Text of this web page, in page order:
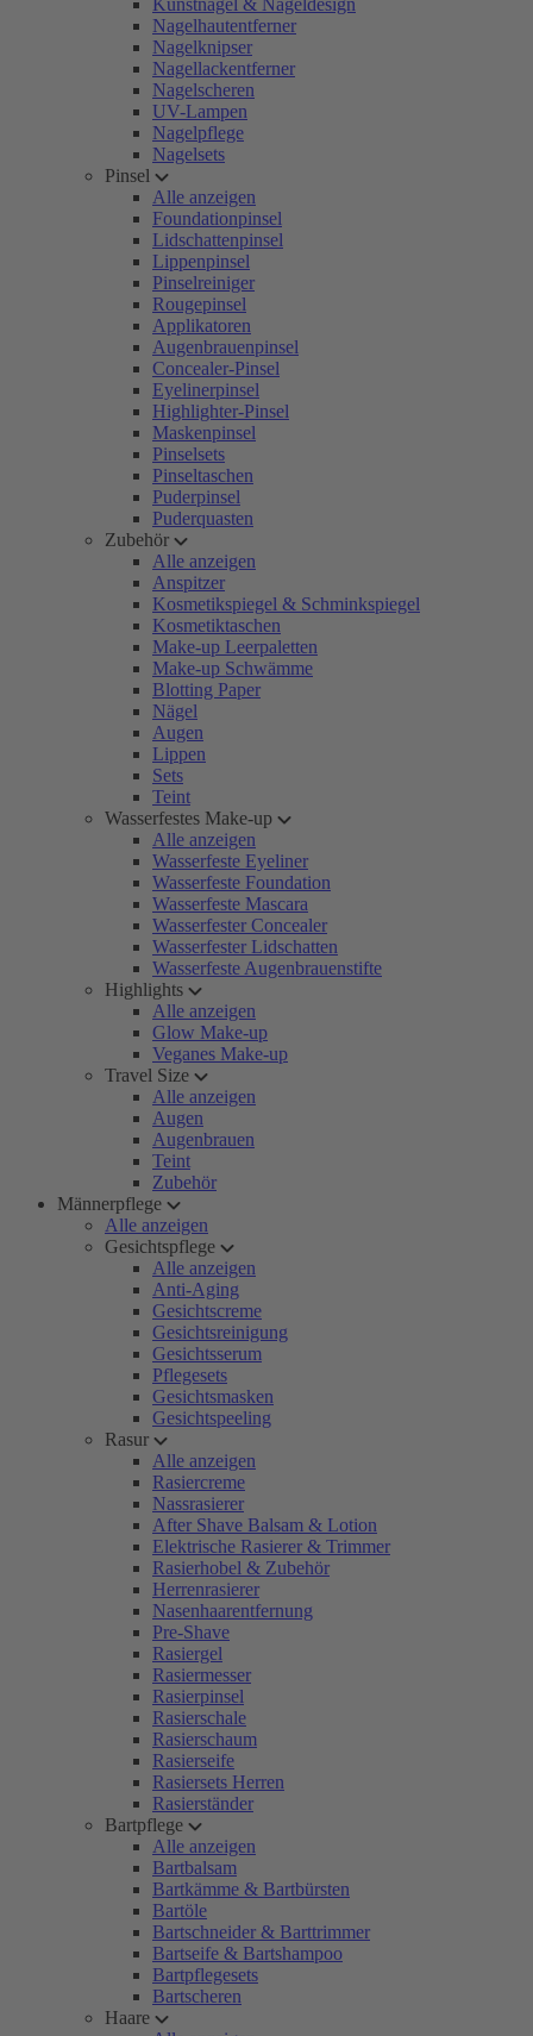
Kunstnägel & Nageldesign
Nagelhautentferner
Nagelknipser
Nagellackentferner
Nagelscheren
UV-Lampen
Nagelpflege
Nagelsets
Pinsel
Alle anzeigen
Foundationpinsel
Lidschattenpinsel
Lippenpinsel
Pinselreiniger
Rougepinsel
Applikatoren
Augenbrauenpinsel
Concealer-Pinsel
Eyelinerpinsel
Highlighter-Pinsel
Maskenpinsel
Pinselsets
Pinseltaschen
Puderpinsel
Puderquasten
Zubehör
Alle anzeigen
Anspitzer
Kosmetikspiegel & Schminkspiegel
Kosmetiktaschen
Make-up Leerpaletten
Make-up Schwämme
Blotting Paper
Nägel
Augen
Lippen
Sets
Teint
Wasserfestes Make-up
Alle anzeigen
Wasserfeste Eyeliner
Wasserfeste Foundation
Wasserfeste Mascara
Wasserfester Concealer
Wasserfester Lidschatten
Wasserfeste Augenbrauenstifte
Highlights
Alle anzeigen
Glow Make-up
Veganes Make-up
Travel Size
Alle anzeigen
Augen
Augenbrauen
Teint
Zubehör
Männerpflege
Alle anzeigen
Gesichtspflege
Alle anzeigen
Anti-Aging
Gesichtscreme
Gesichtsreinigung
Gesichtsserum
Pflegesets
Gesichtsmasken
Gesichtspeeling
Rasur
Alle anzeigen
Rasiercreme
Nassrasierer
After Shave Balsam & Lotion
Elektrische Rasierer & Trimmer
Rasierhobel & Zubehör
Herrenrasierer
Nasenhaarentfernung
Pre-Shave
Rasiergel
Rasiermesser
Rasierpinsel
Rasierschale
Rasierschaum
Rasierseife
Rasiersets Herren
Rasierständer
Bartpflege
Alle anzeigen
Bartbalsam
Bartkämme & Bartbürsten
Bartöle
Bartschneider & Barttrimmer
Bartseife & Bartshampoo
Bartpflegesets
Bartscheren
Haare